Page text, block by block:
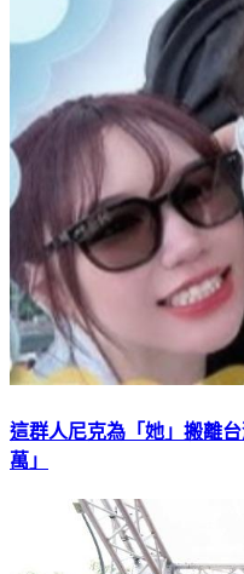
這群人尼克為「她」搬離
萬」